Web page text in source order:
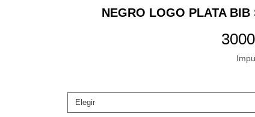
NEGRO LOGO PLATA
Elegir